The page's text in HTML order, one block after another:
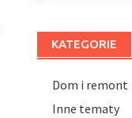
KATEGORIE
Dom i remont
Inne tematy